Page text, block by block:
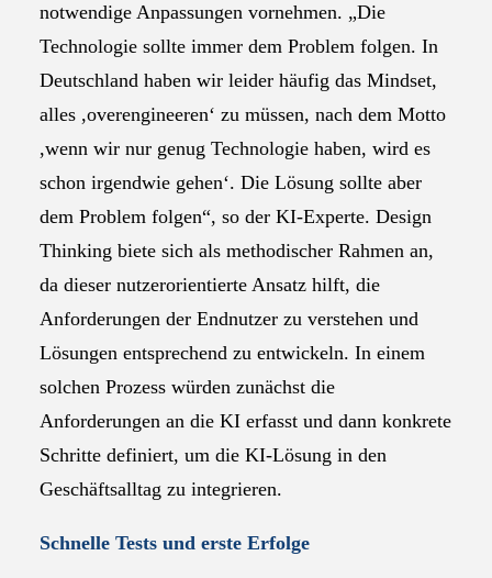
notwendige Anpassungen vornehmen. „Die
Technologie sollte immer dem Problem folgen. In
Deutschland haben wir leider häufig das Mindset,
alles ,overengineeren‘ zu müssen, nach dem Motto
,wenn wir nur genug Technologie haben, wird es
schon irgendwie gehen‘. Die Lösung sollte aber
dem Problem folgen“, so der KI-Experte. Design
Thinking biete sich als methodischer Rahmen an,
da dieser nutzerorientierte Ansatz hilft, die
Anforderungen der Endnutzer zu verstehen und
Lösungen entsprechend zu entwickeln. In einem
solchen Prozess würden zunächst die
Anforderungen an die KI erfasst und dann konkrete
Schritte definiert, um die KI-Lösung in den
Geschäftsalltag zu integrieren.
Schnelle Tests und erste Erfolge